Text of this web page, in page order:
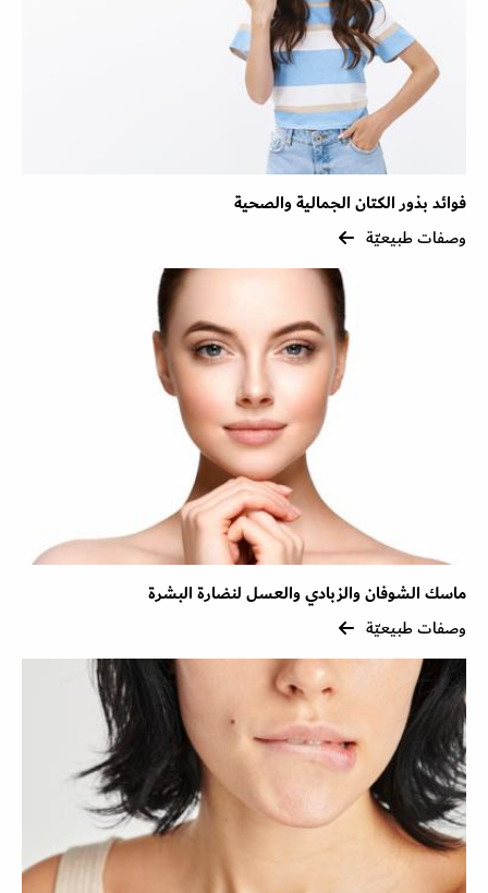
فوائد بذور الكتان الجمالية والصحية
وصفات طبيعيّة
ماسك الشوفان والزبادي والعسل لنضارة البشرة
وصفات طبيعيّة